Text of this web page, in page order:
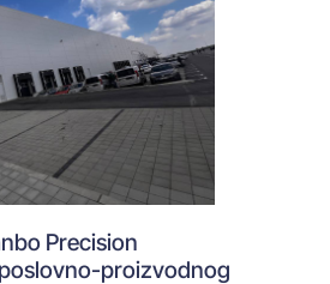
Precision
proizvodnog